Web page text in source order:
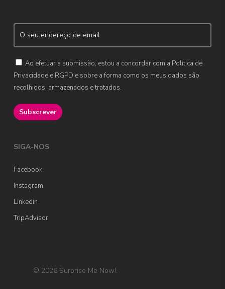
Ao efetuar a submissão, estou a concordar com a Política de
Privacidade e RGPD e sobre a forma como os meus dados são
recolhidos, armazenados e tratados.
SIGA-NOS
Facebook
Instagram
Linkedin
TripAdvisor
© 2026 Surprise Me Now!.